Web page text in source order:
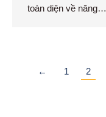
toàn diện về năng…
← 1 2